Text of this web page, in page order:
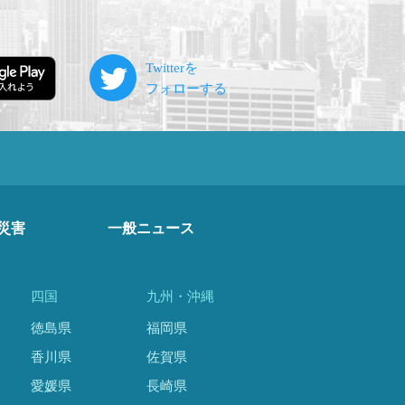
害 一般ニュース
四国
徳島県
香川県
愛媛県
九州・沖縄
福岡県
佐賀県
長崎県